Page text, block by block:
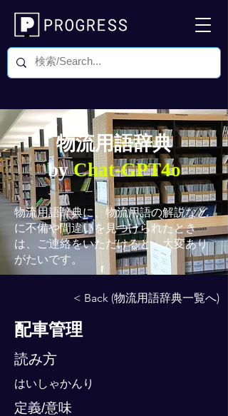
物流用語辞典
byChat-GPT4o
物流用語辞典に、物流用語の解説など
に不備や間違いを見つけられたとき
は、ご連絡をいただけると、大変あり
がたいです。
< Back (物流用語辞典一覧へ)
配車管理
読み方
はいしゃかんり
定義/意味